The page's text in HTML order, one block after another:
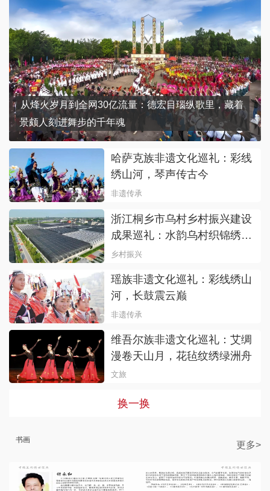
从烽火岁月到全网30亿流量：德宏目瑙纵歌里，藏着
景颇人刻进舞步的千年魂
哈萨克族非遗文化巡礼：彩线
绣山河，琴声传古今
非遗传承
浙江桐乡市乌村乡村振兴建设
成果巡礼：‌水韵乌村织锦绣，
槜李香里共富歌‌
乡村振兴
瑶族非遗文化巡礼：‌彩线绣山
河，长鼓震云巅
非遗传承
维吾尔族非遗文化巡礼：艾绸
漫卷天山月，花毡纹绣绿洲舟
文旅
换一换
书画 更多>